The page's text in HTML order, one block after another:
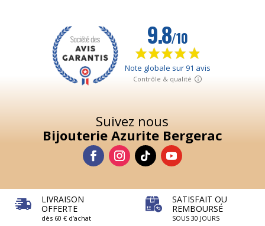
Suivez nous
Bijouterie Azurite Bergerac
LIVRAISON
OFFERTE
dès 60 € d’achat
SATISFAIT OU
REMBOURSÉ
SOUS 30 JOURS